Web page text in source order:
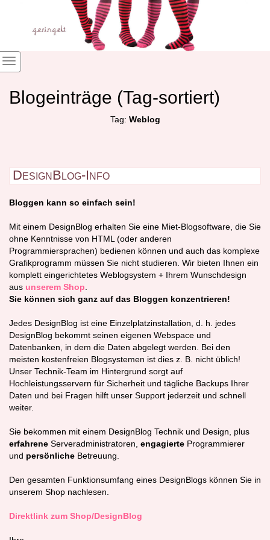
Blogeinträge (Tag-sortiert)
Tag: Weblog
DesignBlog-Info
Bloggen kann so einfach sein!
Mit einem DesignBlog erhalten Sie eine Miet-Blogsoftware, die Sie
ohne Kenntnisse von HTML (oder anderen
Programmiersprachen) bedienen können und auch das komplexe
Grafikprogramm müssen Sie nicht studieren. Wir bieten Ihnen ein
komplett eingerichtetes Weblogsystem + Ihrem Wunschdesign
aus unserem Shop
Sie können sich ganz auf das Bloggen konzentrieren!
Jedes DesignBlog ist eine Einzelplatzinstallation, d. h. jedes
DesignBlog bekommt seinen eigenen Webspace und
Datenbanken, in dem die Daten abgelegt werden. Bei den
meisten kostenfreien Blogsystemen ist dies z. B. nicht üblich!
Unser Technik-Team im Hintergrund sorgt auf
Hochleistungsservern für Sicherheit und tägliche Backups Ihrer
Daten und bei Fragen hilft unser Support jederzeit und schnell
weiter.
Sie bekommen mit einem DesignBlog Technik und Design, plus
erfahrene Serveradministratoren, engagierte Programmierer
und persönliche Betreuung.
Den gesamten Funktionsumfang eines DesignBlogs können Sie in
unserem Shop nachlesen.
Direktlink zum Shop/DesignBlog